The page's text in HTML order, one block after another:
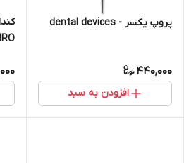
پروپ یکسر - dental devices
440,000
افزودن به سبد